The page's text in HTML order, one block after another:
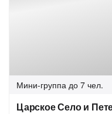
Мини-группа до 7 чел.
Царское Село и